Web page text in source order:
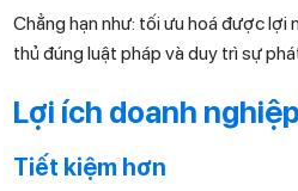
Chẳng hạn như: tối ưu hoá được
thủ đúng luật pháp và duy trì sự
Lợi ích doanh
Tiết kiệm hơn